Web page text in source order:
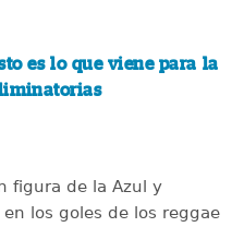
es lo que viene para la
figura de la Azul y
los goles de los reggae